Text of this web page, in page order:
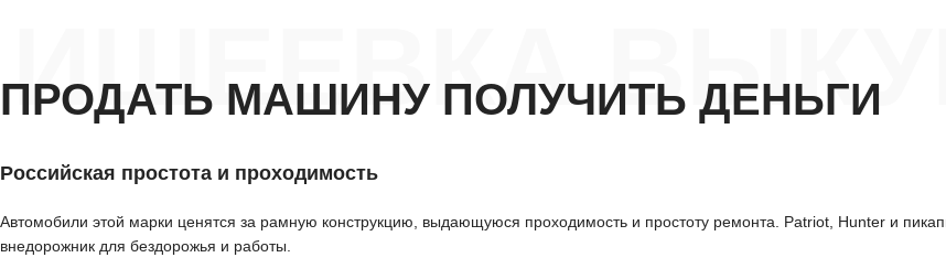
ИШЕЕВКА
ПРОДАТЬ МАШИНУ ПОЛУЧИТЬ ДЕНЬГИ
Российская простота и проходимость
Автомобили этой марки ценятся за рамную конструкцию, выдающуюся проходимость и простоту ремонта. Patriot, Hunter и
внедорожник для бездорожья и работы.